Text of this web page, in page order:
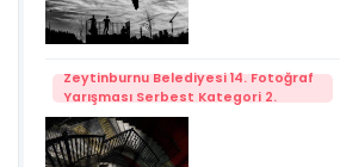
Zeytinburnu Belediyesi 14. Fotoğraf
Yarışması Serbest Kategori 2.